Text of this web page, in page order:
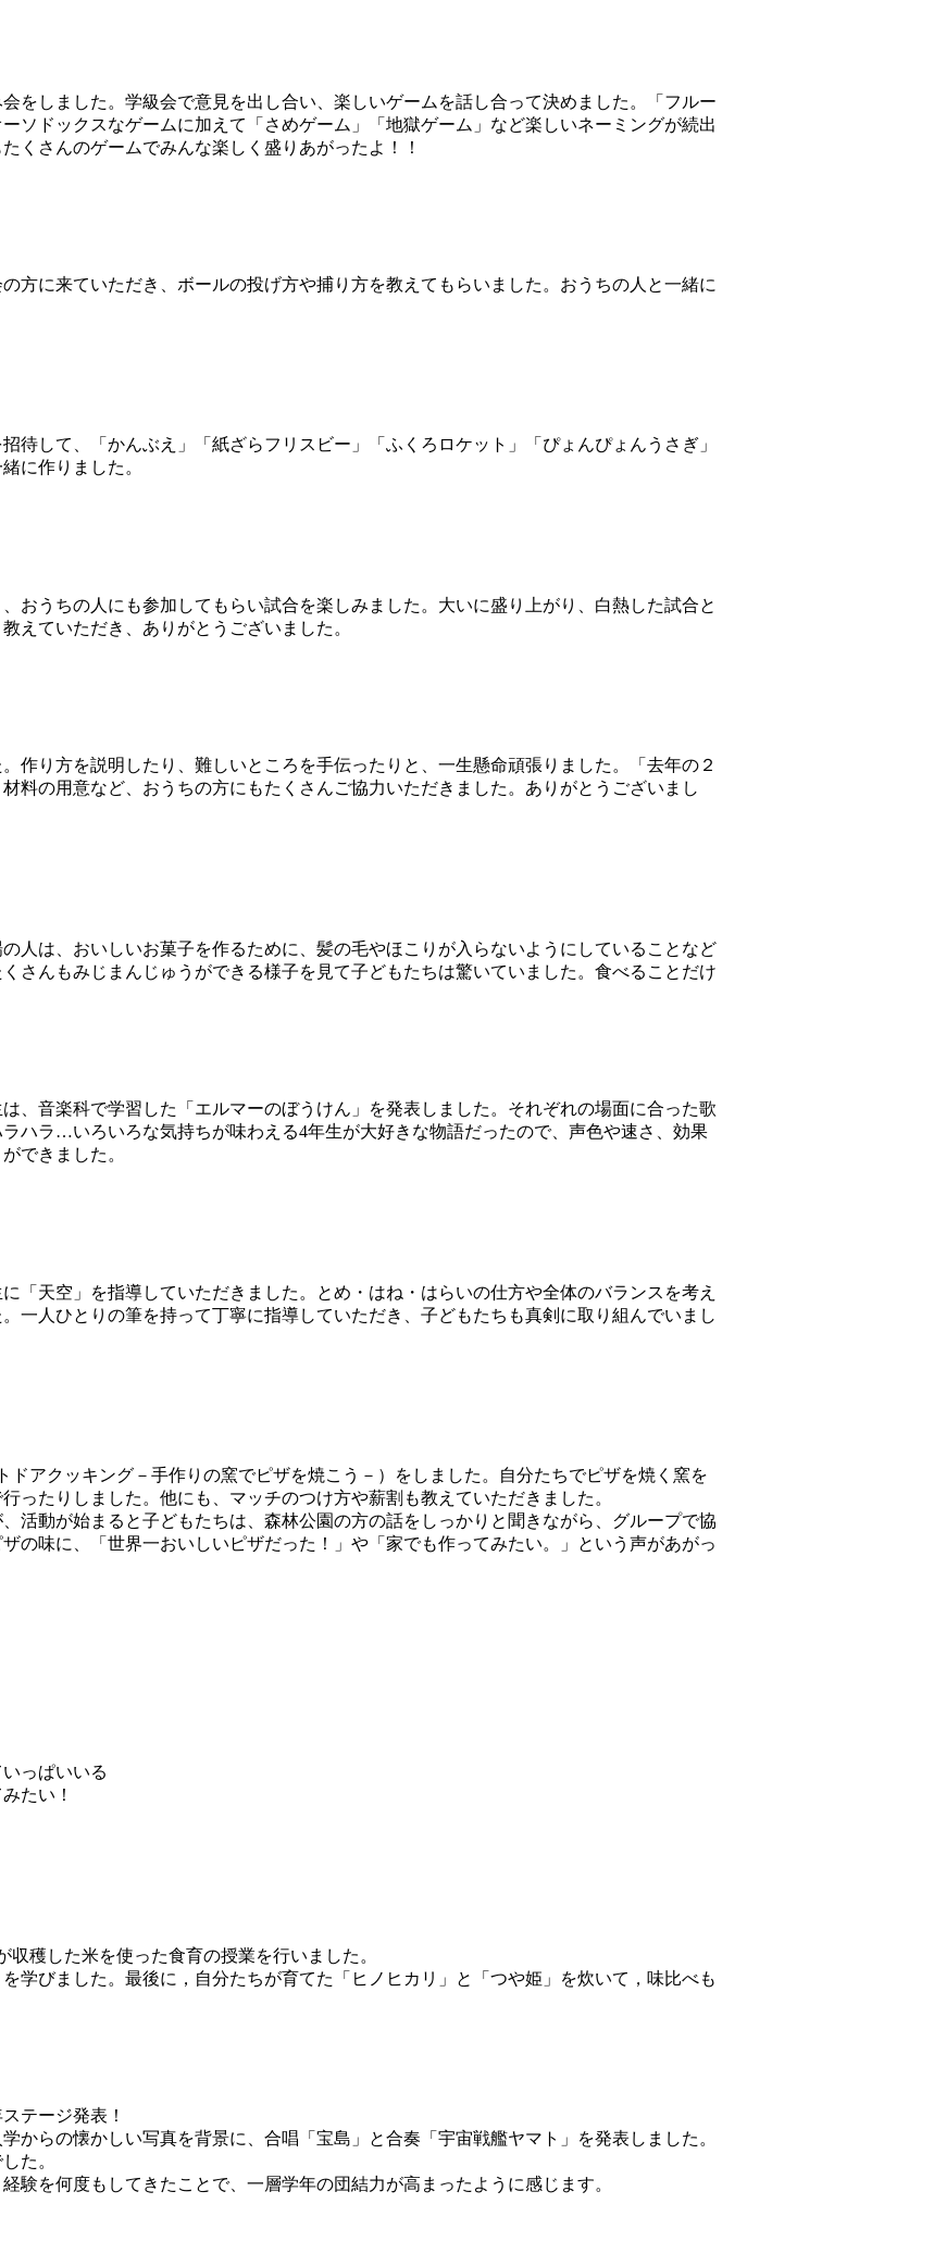
をしました。学級会で意見を出し合い、楽しいゲームを話し合って決めました。「フルー
ソドックスなゲームに加えて「さめゲーム」「地獄ゲーム」など楽しいネーミングが続出
くさんのゲームでみんな楽しく盛りあがったよ！！
方に来ていただき、ボールの投げ方や捕り方を教えてもらいました。おうちの人と一緒に
待して、「かんぶえ」「紙ざらフリスビー」「ふくろロケット」「ぴょんぴょんうさぎ」
に作りました。
おうちの人にも参加してもらい試合を楽しみました。大いに盛り上がり、白熱した試合と
えていただき、ありがとうございました。
作り方を説明したり、難しいところを手伝ったりと、一生懸命頑張りました。「去年の２
料の用意など、おうちの方にもたくさんご協力いただきました。ありがとうございまし
人は、おいしいお菓子を作るために、髪の毛やほこりが入らないようにしていることなど
さんもみじまんじゅうができる様子を見て子どもたちは驚いていました。食べることだけ
音楽科で学習した「エルマーのぼうけん」を発表しました。それぞれの場面に合った歌
ハラ…いろいろな気持ちが味わえる4年生が大好きな物語だったので、声色や速さ、効果
できました。
天空」を指導していただきました。とめ・はね・はらいの仕方や全体のバランスを考え
一人ひとりの筆を持って丁寧に指導していただき、子どもたちも真剣に取り組んでいまし
アクッキング－手作りの窯でピザを焼こう－）をしました。自分たちでピザを焼く窯を
ったりしました。他にも、マッチのつけ方や薪割も教えていただきました。
活動が始まると子どもたちは、森林公園の方の話をしっかりと聞きながら、グループで協
の味に、「世界一おいしいピザだった！」や「家でも作ってみたい。」という声があがっ
っぱいいる
たい！
穫した米を使った食育の授業を行いました。
学びました。最後に，自分たちが育てた「ヒノヒカリ」と「つや姫」を炊いて，味比べも
テージ発表！
からの懐かしい写真を背景に、合唱「宝島」と合奏「宇宙戦艦ヤマト」を発表しました。
た。
験を何度もしてきたことで、一層学年の団結力が高まったように感じます。